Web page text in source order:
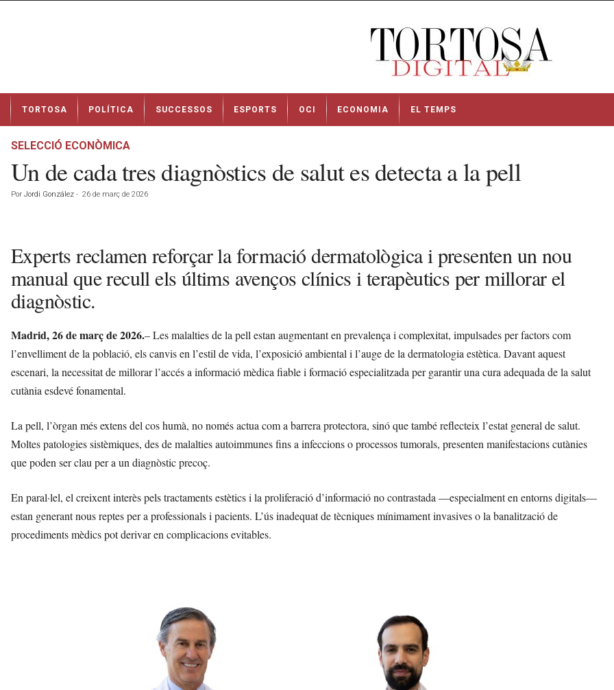
t
TORTOSA POLÍTICA SUCCESSOS ESPORTS OCI ECONOMIA EL TEMPS
SELECCIÓ ECONÒMICA
Un de cada tres diagnòstics de salut es detecta a la pell
Por Jordi González - 26 de març de 2026
Experts reclamen reforçar la formació dermatològica i presenten un nou
manual que recull els últims avenços clínics i terapèutics per millorar el
diagnòstic.
Madrid, 26 de març de 2026.– Les malalties de la pell estan augmentant en prevalença i complexitat, impulsades per factors com
l’envelliment de la població, els canvis en l’estil de vida, l’exposició ambiental i l’auge de la dermatologia estètica. Davant aquest
escenari, la necessitat de millorar l’accés a informació mèdica fiable i formació especialitzada per garantir una cura adequada de la salut
cutània esdevé fonamental.
La pell, l’òrgan més extens del cos humà, no només actua com a barrera protectora, sinó que també reflecteix l’estat general de salut.
Moltes patologies sistèmiques, des de malalties autoimmunes fins a infeccions o processos tumorals, presenten manifestacions cutànies
que poden ser clau per a un diagnòstic precoç.
En paral·lel, el creixent interès pels tractaments estètics i la proliferació d’informació no contrastada —especialment en entorns digitals—
estan generant nous reptes per a professionals i pacients. L’ús inadequat de tècniques mínimament invasives o la banalització de
procediments mèdics pot derivar en complicacions evitables.